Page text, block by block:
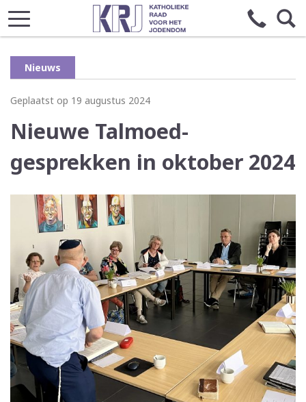
Nieuws
Geplaatst op 19 augustus 2024
Nieuwe Talmoed-
gesprekken in oktober 2024